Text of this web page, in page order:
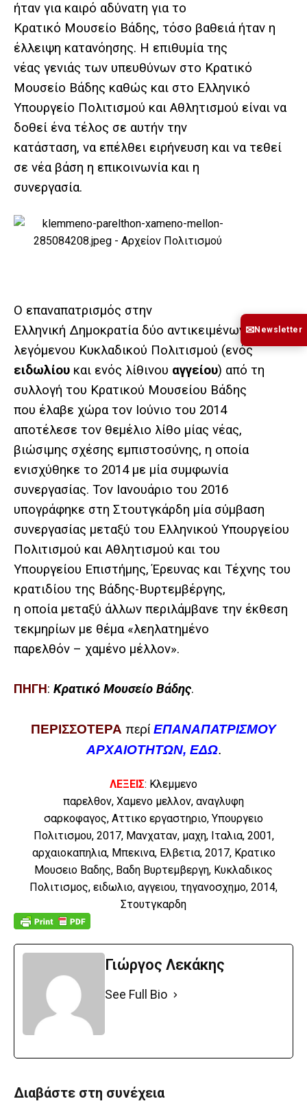
ήταν για καιρό αδύνατη για το
Κρατικό Μουσείο Βάδης, τόσο βαθειά ήταν η
έλλειψη κατανόησης. Η επιθυμία της
νέας γενιάς των υπευθύνων στο Κρατικό
Μουσείο Βάδης καθώς και στο Ελληνικό
Υπουργείο Πολιτισμού και Αθλητισμού είναι να
δοθεί ένα τέλος σε αυτήν την
κατάσταση, να επέλθει ειρήνευση και να τεθεί
σε νέα βάση η επικοινωνία και η
συνεργασία.
Ο επαναπατρισμός στην
Ελληνική Δημοκρατία δύο αντικειμένων του
λεγόμενου Κυκλαδικού Πολιτισμού (ενός
ειδωλίου και ενός λίθινου αγγείου) από τη
συλλογή του Κρατικού Μουσείου Βάδης
που έλαβε χώρα τον Ιούνιο του 2014
αποτέλεσε τον θεμέλιο λίθο μίας νέας,
βιώσιμης σχέσης εμπιστοσύνης, η οποία
ενισχύθηκε το 2014 με μία συμφωνία
συνεργασίας. Τον Ιανουάριο του 2016
υπογράφηκε στη Στουτγκάρδη μία σύμβαση
συνεργασίας μεταξύ του Ελληνικού Υπουργείου
Πολιτισμού και Αθλητισμού και του
Υπουργείου Επιστήμης, Έρευνας και Τέχνης του
κρατιδίου της Βάδης-Βυρτεμβέργης,
η οποία μεταξύ άλλων περιλάμβανε την έκθεση
τεκμηρίων με θέμα «λεηλατημένο
παρελθόν – χαμένο μέλλον».
ΠΗΓΗ: Κρατικό Μουσείο Βάδης.
ΠΕΡΙΣΣΟΤΕΡΑ περί ΕΠΑΝΑΠΑΤΡΙΣΜΟΥ
ΑΡΧΑΙΟΤΗΤΩΝ, ΕΔΩ.
ΛΕΞΕΙΣ: Κλεμμενο
παρελθον, Χαμενο μελλον, αναγλυφη
σαρκοφαγος, Αττικο εργαστηριο, Υπουργειο
Πολιτισμου, 2017, Μανχαταν, μαχη, Ιταλια, 2001,
αρχαιοκαπηλια, Μπεκινα, Ελβετια, 2017, Κρατικο
Μουσειο Βαδης, Βαδη Βυρτεμβεργη, Κυκλαδικος
Πολιτισμος, ειδωλιο, αγγειου, τηγανοσχημο, 2014,
Στουτγκαρδη
Γιώργος Λεκάκης
See Full Bio
Διαβάστε στη συνέχεια
✉Newsletter